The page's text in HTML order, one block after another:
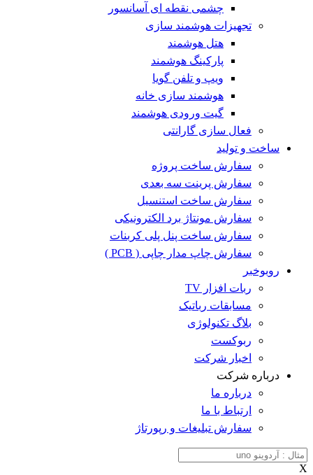
چشمی نقطه ای آسانسور
تجهیزات هوشمند سازی
هتل هوشمند
پارکینگ هوشمند
ویپ و تلفن گویا
هوشمند سازی خانه
گیت ورودی هوشمند
فعال سازی گارانتی
ساخت و تولید
سفارش ساخت پروژه
سفارش پرینت سه بعدی
سفارش ساخت استنسیل
سفارش مونتاژ برد الکترونیکی
سفارش ساخت پنل پلی کربنات
سفارش چاپ مدار چاپی ( PCB )
روبوخبر
ربات افزار TV
مسابقات رباتیک
بلاگ تکنولوژی
ربوکست
اخبار شرکت
درباره شرکت
درباره ما
ارتباط با ما
سفارش تبلیغات و رپورتاژ
X